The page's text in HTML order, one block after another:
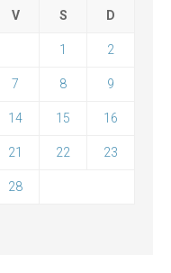
V S D
1 2
7 8 9
14 15 16
21 22 23
28